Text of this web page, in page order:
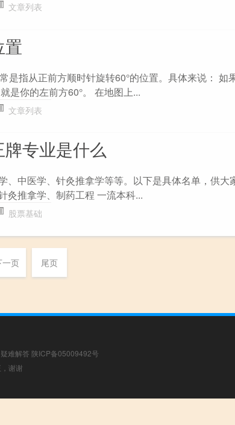
文章列表
置
是指从正前方顺时针旋转60°的位置。具体来说： 如
是你的左前方60°。 在地图上...
文章列表
专业是什么
中医学、针灸推拿学等等。以下是具体名单，供大
灸推拿学、制药工程 一流本科...
股票基础
一页 尾页
疑难解答 陕ICP备05009492号
谢谢